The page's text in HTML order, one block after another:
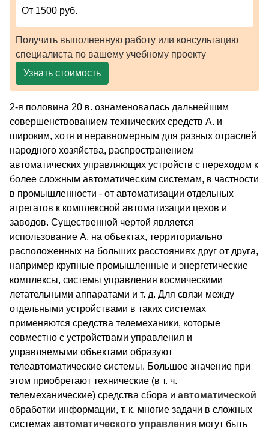
От 1500 руб.
Получить выполненную работу или консультацию
специалиста по вашему учебному проекту
Узнать стоимость
2-я половина 20 в. ознаменовалась дальнейшим
совершенствованием технических средств А. и
широким, хотя и неравномерным для разных отраслей
народного хозяйства, распространением
автоматических управляющих устройств с переходом к
более сложным автоматическим системам, в частности
в промышленности - от автоматизации отдельных
агрегатов к комплексной автоматизации цехов и
заводов. Существенной чертой является
использование А. на объектах, территориально
расположенных на больших расстояниях друг от друга,
например крупные промышленные и энергетические
комплексы, системы управления космическими
летательными аппаратами и т. д. Для связи между
отдельными устройствами в таких системах
применяются средства телемеханики, которые
совместно с устройствами управления и
управляемыми объектами образуют
телеавтоматические системы. Большое значение при
этом приобретают технические (в т. ч.
телемеханические) средства сбора и автоматической
обработки информации, т. к. многие задачи в сложных
системах автоматического управления могут быть